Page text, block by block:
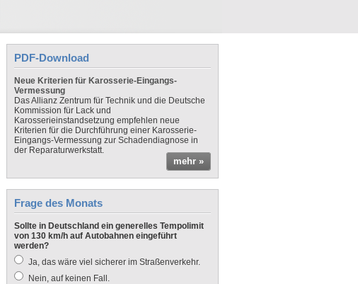
PDF-Download
Neue Kriterien für Karosserie-Eingangs-
Vermessung
Das Allianz Zentrum für Technik und die Deutsche
Kommission für Lack und
Karosserieinstandsetzung empfehlen neue
Kriterien für die Durchführung einer Karosserie-
Eingangs-Vermessung zur Schadendiagnose in
der Reparaturwerkstatt.
mehr »
Frage des Monats
Sollte in Deutschland ein generelles Tempolimit
von 130 km/h auf Autobahnen eingeführt
werden?
Ja, das wäre viel sicherer im Straßenverkehr.
Nein, auf keinen Fall.